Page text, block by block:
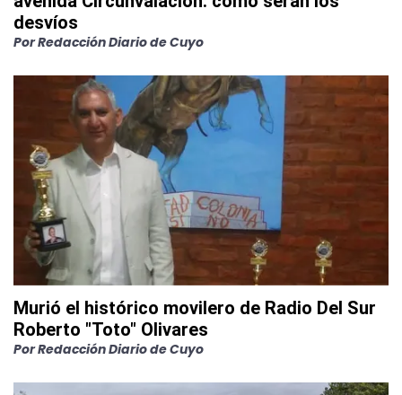
desvíos
PorRedacción Diario de Cuyo
Murió el histórico movilero de Radio Del Sur
Roberto "Toto" Olivares
PorRedacción Diario de Cuyo